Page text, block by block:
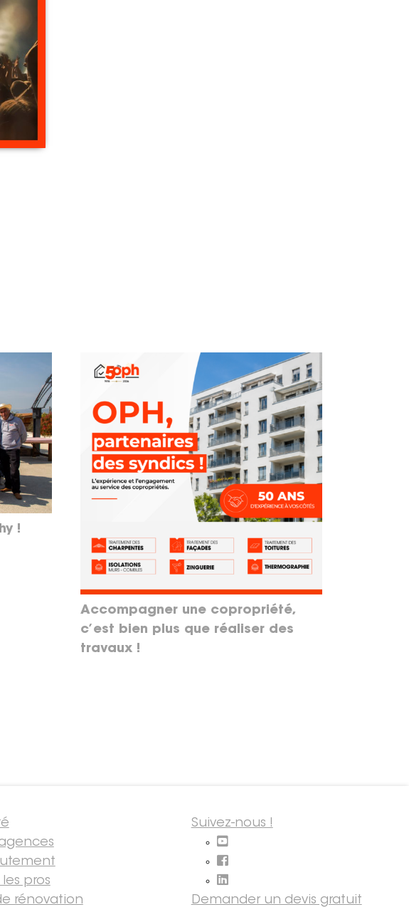
!
Accompagner une copropriété,
c’est bien plus que réaliser des
travaux !
les pros
rénovation
Suivez-nous !
Demander un devis gratuit